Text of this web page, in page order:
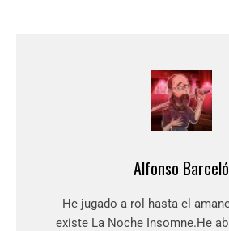
Alfonso Barceló
He jugado a rol hasta el
existe La Noche Insomne.He